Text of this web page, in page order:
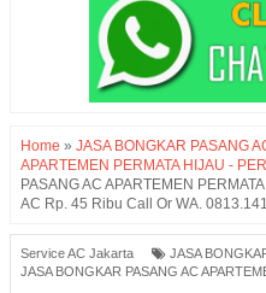
Home » JASA BONGKAR PASANG
APARTEMEN PERMATA HIJAU -
PASANG AC APARTEMEN
AC Rp. 45 Ribu Call Or WA.
Service AC Jakarta JASA
JASA BONGKAR PASANG AC